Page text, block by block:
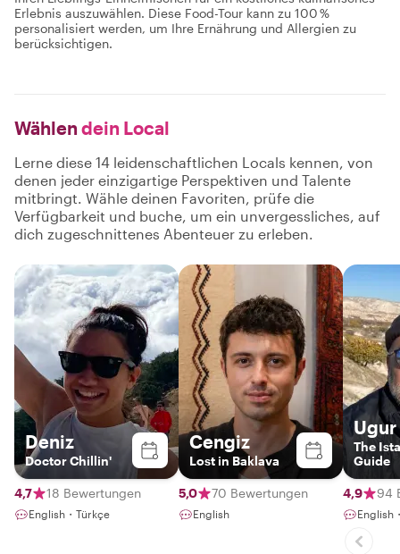
Erlebnis auszuwählen. Diese Food-Tour kann zu 100 %
personalisiert werden, um Ihre Ernährung und Allergien zu
berücksichtigen.
Wählen dein Local
Lerne diese 14 leidenschaftlichen Locals kennen, von
denen jeder einzigartige Perspektiven und Talente
mitbringt. Wähle deinen Favoriten, prüfe die
Verfügbarkeit und buche, um ein unvergessliches, auf
dich zugeschnittenes Abenteuer zu erleben.
Deniz
Doctor Chillin'
4,7 18 Bewertungen
English・Türkçe
Cengiz
Lost in Baklava
5,0 70 Bewertungen
English
Ugur
The
Guide
4,9 94
English